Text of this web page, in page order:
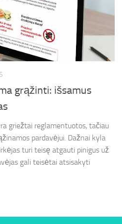
grąžinti: išsamus
griežtai reglamentuotos, tačiau
pardavėjui. Dažnai kyla
turi teisę atgauti pinigus už
gali teisėtai atsisakyti